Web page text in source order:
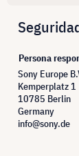
Persona
Sony Europe
Kemperplatz 1
10785 Berlin
Germany
info@sony.de